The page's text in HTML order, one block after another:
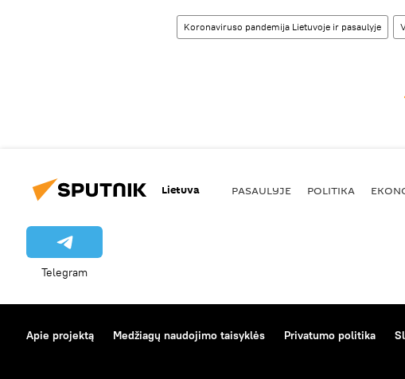
Koronaviruso pandemija Lietuvoje ir pasaulyje
Lietuva PASAULYJE POLITIKA
Telegram
Apie projektą Medžiagų naudojimo taisyklės Privatumo politika